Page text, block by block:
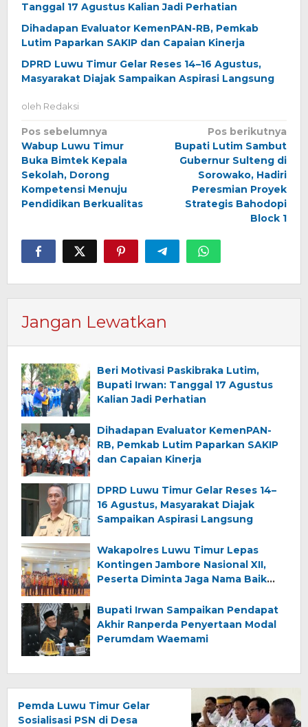
Tanggal 17 Agustus Kalian Jadi Perhatian
Dihadapan Evaluator KemenPAN-RB, Pemkab
Lutim Paparkan SAKIP dan Capaian Kinerja
DPRD Luwu Timur Gelar Reses 14–16 Agustus,
Masyarakat Diajak Sampaikan Aspirasi Langsung
oleh Redaksi
Navigasi
pos
Pos sebelumnya
Wabup Luwu Timur
Buka Bimtek Kepala
Sekolah, Dorong
Kompetensi Menuju
Pendidikan Berkualitas
Pos berikutnya
Bupati Lutim Sambut
Gubernur Sulteng di
Sorowako, Hadiri
Peresmian Proyek
Strategis Bahodopi
Block 1
Jangan Lewatkan
Beri Motivasi Paskibraka Lutim,
Bupati Irwan: Tanggal 17 Agustus
Kalian Jadi Perhatian
Dihadapan Evaluator KemenPAN-
RB, Pemkab Lutim Paparkan SAKIP
dan Capaian Kinerja
DPRD Luwu Timur Gelar Reses 14–
16 Agustus, Masyarakat Diajak
Sampaikan Aspirasi Langsung
Wakapolres Luwu Timur Lepas
Kontingen Jambore Nasional XII,
Peserta Diminta Jaga Nama Baik
Bupati Irwan Sampaikan Pendapat
Akhir Ranperda Penyertaan Modal
Perumdam Waemami
Pemda Luwu Timur Gelar
Sosialisasi PSN di Desa